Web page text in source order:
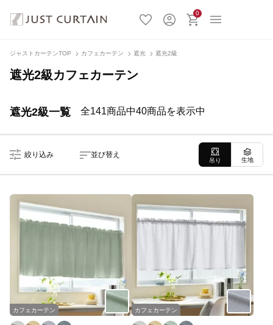
0
ジャストカーテンTOP カフェカーテン 遮光 遮光2級
遮光2級カフェカーテン
遮光2級一覧 全141商品中40商品を表示中
絞り込み 並び替え
吊り 生地
カフェカーテン カフェカーテン